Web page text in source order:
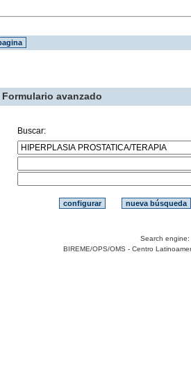
avanzado
Buscar:
Search engine:
BIREME/OPS/OMS - Centro